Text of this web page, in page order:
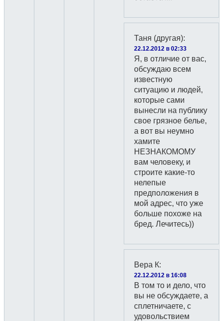
Таня (другая):
22.12.2012 в 02:33
Я, в отличие от вас,
обсуждаю всем
известную
ситуацию и людей,
которые сами
вынесли на публику
свое грязное белье,
а вот вы неумно
хамите
НЕЗНАКОМОМУ
вам человеку, и
строите какие-то
нелепые
предположения в
мой адрес, что уже
больше похоже на
бред. Лечитесь))
Вера К:
22.12.2012 в 16:08
В том то и дело, что
вы не обсуждаете, а
сплетничаете, с
удовольствием